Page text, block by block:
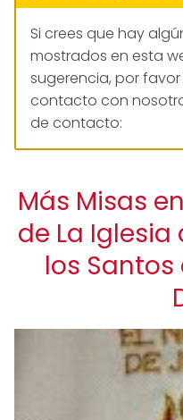
Si crees que hay
mostrados en esta
sugerencia, por
contacto con
de contacto:
Más Misas
de La
los